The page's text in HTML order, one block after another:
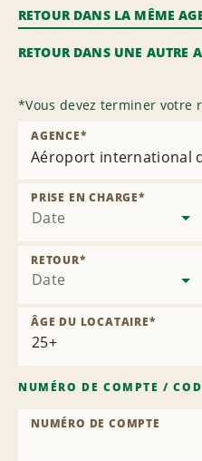
RETOUR DANS LA MÊME
RETOUR DANS UNE AUTRE
*Vous devez terminer votre
Aéroport international
AGENCE*
Date
PRISE EN CHARGE*
Date
RETOUR*
ÂGE DU LOCATAIRE*
NUMÉRO DE COMPTE /
NUMÉRO DE COMPTE